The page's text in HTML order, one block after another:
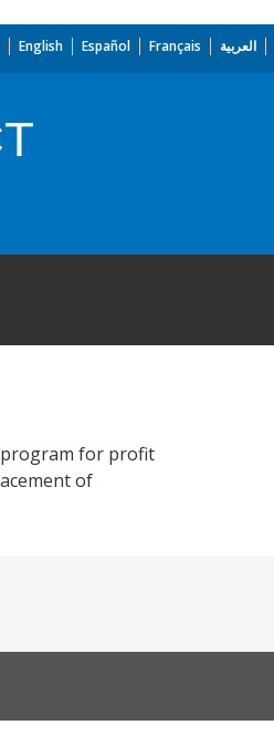
English Español Français العربية
program for profit
of